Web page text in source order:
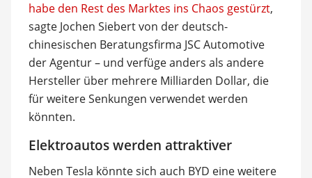
habe den Rest des Marktes ins Chaos gestürzt,
sagte Jochen Siebert von der deutsch-
chinesischen Beratungsfirma JSC Automotive
der Agentur – und verfüge anders als andere
Hersteller über mehrere Milliarden Dollar, die
für weitere Senkungen verwendet werden
könnten.
Elektroautos werden attraktiver
Neben Tesla könnte sich auch BYD eine weitere